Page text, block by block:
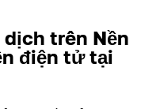
dịch trên Nền
điện tử tại